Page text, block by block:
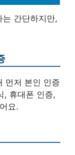
는 간단하지만,
먼저 본인 인증
, 휴대폰 인증,
요.